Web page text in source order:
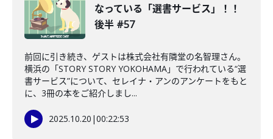
なっている「選書サービス」！！
後半 #57
前回に引き続き、ゲストは株式会社有隣堂の名智理さん。
横浜の「STORY STORY YOKOHAMA」で行われている“選
書サービス”について、セレイナ・アンのアンケートをもと
に、3冊の本をご紹介しまし...
2025.10.20 |00:22:53